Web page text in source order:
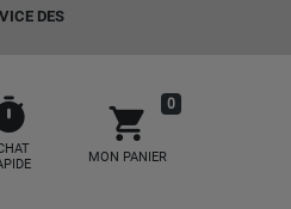
DES
shopping_cart
MON PANIER
0